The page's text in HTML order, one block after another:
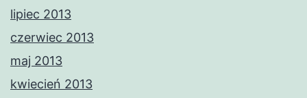
lipiec 2013
czerwiec 2013
maj 2013
kwiecień 2013